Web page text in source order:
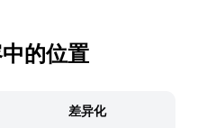
的位置
差异化